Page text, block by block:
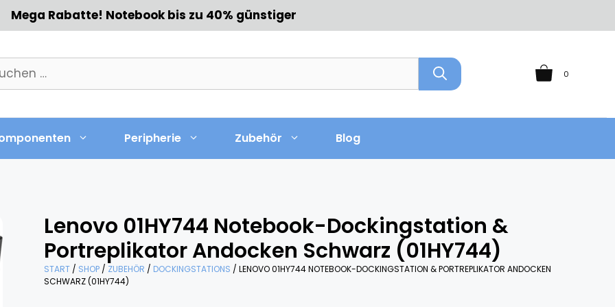
Mega Rabatte! Notebook bis zu 40% günstiger
0
Peripherie Zubehör Blog
Lenovo 01HY744 Notebook-Dockingstation &
Portreplikator Andocken Schwarz (01HY744)
START / SHOP / ZUBEHÖR / DOCKINGSTATIONS / LENOVO 01HY744 NOTEBOOK-DOCKINGSTATION & PORTREPLIKATOR ANDOCKEN
SCHWARZ (01HY744)